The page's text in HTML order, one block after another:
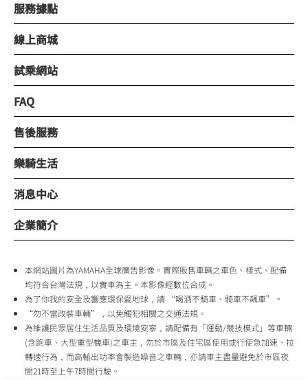
服務據點
線上商城
試乘網站
FAQ
售後服務
樂騎生活
消息中心
企業簡介
本網站圖片為YAMAHA全球廣告影像。實際販售車輛之車色、樣式、配備
均符合台灣法規，以實車為主。本影像經數位合成。
為了你我的安全及響應環保愛地球，請 “喝酒不騎車、騎車不飆車”。
“勿不當改裝車輛”，以免觸犯相關之交通法規。
為維護民眾居住生活品質及環境安寧，請配備有「運動/競技模式」等車輛
(含跑車、大型重型機車)之車主，勿於市區及住宅區使用或行使急加速、拉
轉速行為，而高輸出功率會製造噪音之車輛，亦請車主盡量避免於市區夜
間21時至上午7時間行駛。